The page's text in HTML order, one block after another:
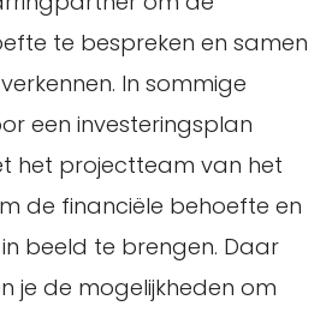
te bespreken en samen
In sommige
een investeringsplan
het projectteam van het
de financiële behoefte en
beeld te brengen. Daar
je de mogelijkheden om